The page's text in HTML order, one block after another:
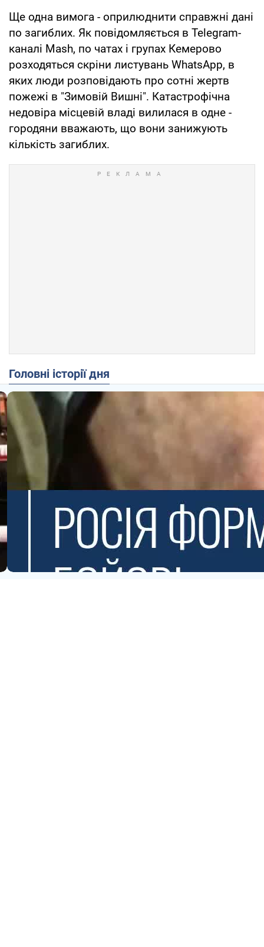
Ще одна вимога - оприлюднити справжні дані
по загиблих. Як повідомляється в Telegram-
каналі Mash, по чатах і групах Кемерово
розходяться скріни листувань WhatsApp, в
яких люди розповідають про сотні жертв
пожежі в "Зимовій Вишні". Катастрофічна
недовіра місцевій владі вилилася в одне -
городяни вважають, що вони занижують
кількість загиблих.
Головні історії дня